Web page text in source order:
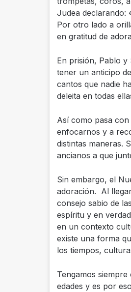
Judea declarando:
Por otro lado a
en gratitud de
En prisión, Pablo y
tener un anticipo
cantos que nadie
deleita en todas
Así como pasa
enfocarnos y a
distintas maneras.
ancianos a que
Sin embargo, el
adoración. Al
consejo sabio de
espíritu y en
en un contexto
existe una forma
los tiempos,
Tengamos
edades y es por